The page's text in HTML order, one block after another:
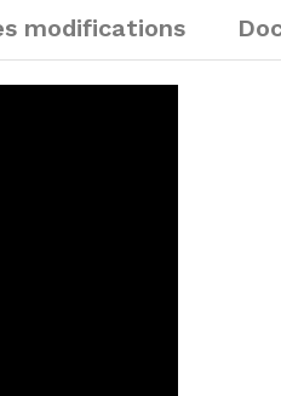
modifications